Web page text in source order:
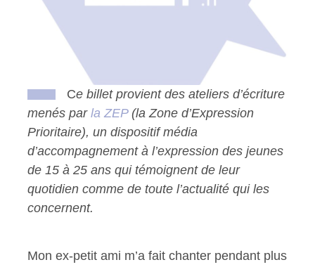
Ce billet provient des ateliers d’écriture
menés par la ZEP(la Zone d’Expression
Prioritaire), un dispositif média
d’accompagnement à l’expression des jeunes
de 15 à 25 ans qui témoignent de leur
quotidien comme de toute l’actualité qui les
concernent.
Mon ex-petit ami m’a fait chanter pendant plus